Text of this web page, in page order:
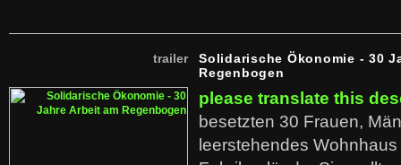
trailer
Solidarische Ökonomie - 30
Regenbogen
please translate this
besetzten 30 Frauen,
leerstehendes